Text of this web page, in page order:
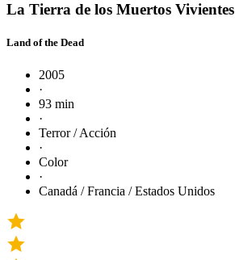
La Tierra de los Muertos Vivientes
Land of the Dead
2005
·
93 min
·
Terror / Acción
·
Color
·
Canadá / Francia / Estados Unidos